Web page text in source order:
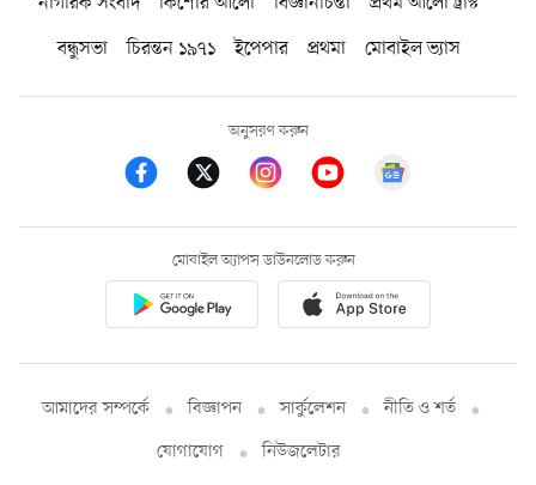
বন্ধুসভা
চিরন্তন ১৯৭১ ইপেপার প্রথমা মোবাইল ভ্যাস
অনুসরণ করুন
মোবাইল অ্যাপস ডাউনলোড করুন
আমাদের সম্পর্কে বিজ্ঞাপন সার্কুলেশন
নীতি ও শর্ত
যোগাযোগ
নিউজলেটার